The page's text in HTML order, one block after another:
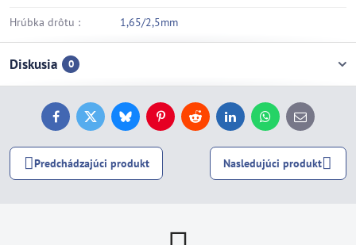
Hrúbka drôtu : 1,65/2,5mm
Diskusia 0
FacebookTwitterBlueskyPinterestReddit LinkedInWhatsApp
E-
mail
Predchádzajúci produkt Nasledujúci produkt